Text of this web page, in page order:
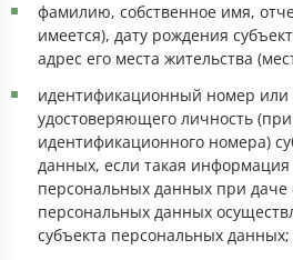
фамилию, собственное имя,
имеется), дату рождения
адрес его места жительства
идентификационный номер или
удостоверяющего личность (при
идентификационного номера)
данных, если такая информация
персональных данных при даче
персональных данных
субъекта персональных данных;